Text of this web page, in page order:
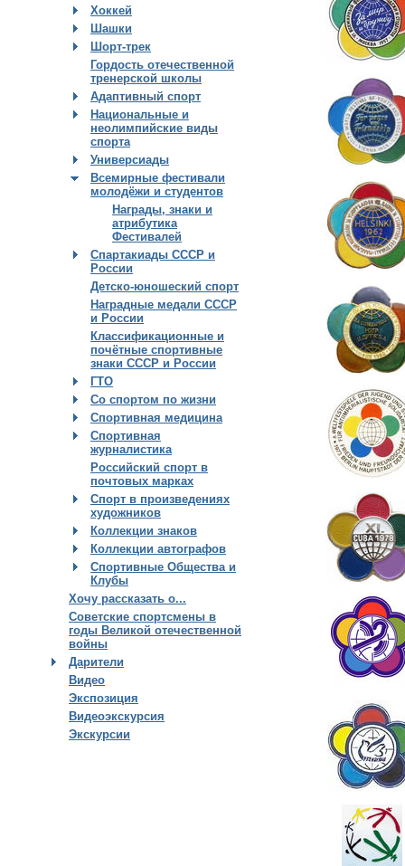
Хоккей
Шашки
Шорт-трек
Гордость отечественной
тренерской школы
Адаптивный спорт
Национальные и
неолимпийские виды
спорта
Универсиады
Всемирные фестивали
молодёжи и студентов
Награды, знаки и
атрибутика
Фестивалей
Спартакиады СССР и
России
Детско-юношеский спорт
Наградные медали СССР
и России
Классификационные и
почётные спортивные
знаки СССР и России
ГТО
Со спортом по жизни
Спортивная медицина
Спортивная
журналистика
Российский спорт в
почтовых марках
Спорт в произведениях
художников
Коллекции знаков
Коллекции автографов
Спортивные Общества и
Клубы
Хочу рассказать о...
Советские спортсмены в
годы Великой отечественной
войны
Дарители
Видео
Экспозиция
Видеоэкскурсия
Экскурсии